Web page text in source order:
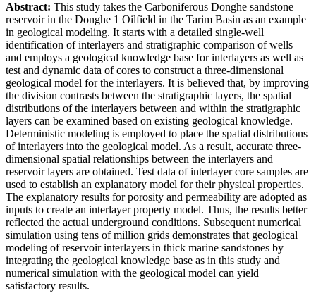
Abstract: This study takes the Carboniferous Donghe sandstone
reservoir in the Donghe 1 Oilfield in the Tarim Basin as an example
in geological modeling. It starts with a detailed single-well
identification of interlayers and stratigraphic comparison of wells
and employs a geological knowledge base for interlayers as well as
test and dynamic data of cores to construct a three-dimensional
geological model for the interlayers. It is believed that, by improving
the division contrasts between the stratigraphic layers, the spatial
distributions of the interlayers between and within the stratigraphic
layers can be examined based on existing geological knowledge.
Deterministic modeling is employed to place the spatial distributions
of interlayers into the geological model. As a result, accurate three-
dimensional spatial relationships between the interlayers and
reservoir layers are obtained. Test data of interlayer core samples are
used to establish an explanatory model for their physical properties.
The explanatory results for porosity and permeability are adopted as
inputs to create an interlayer property model. Thus, the results better
reflected the actual underground conditions. Subsequent numerical
simulation using tens of million grids demonstrates that geological
modeling of reservoir interlayers in thick marine sandstones by
integrating the geological knowledge base as in this study and
numerical simulation with the geological model can yield
satisfactory results.